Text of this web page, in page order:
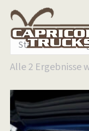
Alle 2 Ergebnisse